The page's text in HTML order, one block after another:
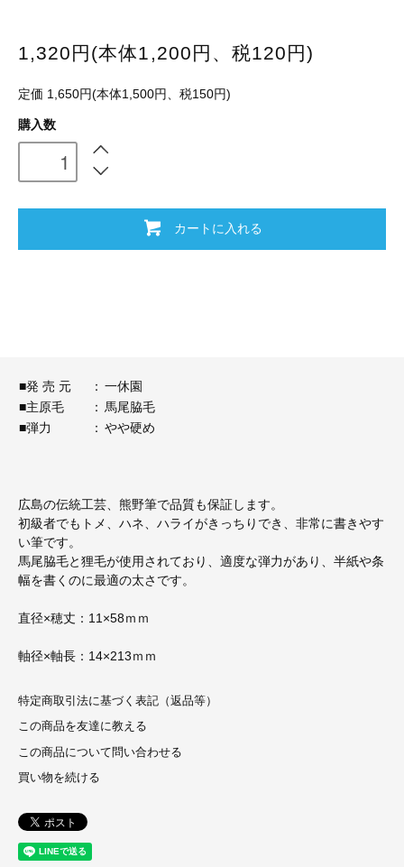
1,320円(本体1,200円、税120円)
定価 1,650円(本体1,500円、税150円)
購入数
カートに入れる
■発 売 元 ： 一休園
■主原毛
： 馬尾脇毛
■弾力
： やや硬め
広島の伝統工芸、熊野筆で品質も保証します。
初級者でもトメ、ハネ、ハライがきっちりでき、非常に書きやす
い筆です。
馬尾脇毛と狸毛が使用されており、適度な弾力があり、半紙や条
幅を書くのに最適の太さです。
直径×穂丈：11×58ｍｍ
軸径×軸長：14×213ｍｍ
特定商取引法に基づく表記（返品等）
この商品を友達に教える
この商品について問い合わせる
買い物を続ける